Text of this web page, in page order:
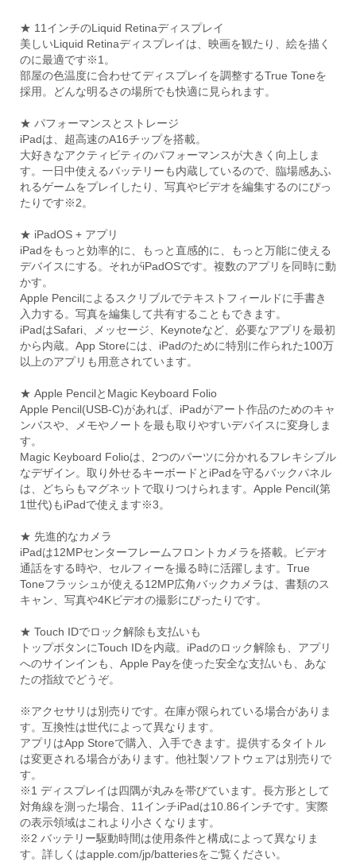
★ 11インチのLiquid Retinaディスプレイ
美しいLiquid Retinaディスプレイは、映画を観たり、絵を描く
のに最適です※1。
部屋の色温度に合わせてディスプレイを調整するTrue Toneを
採用。どんな明るさの場所でも快適に見られます。
★ パフォーマンスとストレージ
iPadは、超高速のA16チップを搭載。
大好きなアクティビティのパフォーマンスが大きく向上しま
す。一日中使えるバッテリーも内蔵しているので、臨場感あふ
れるゲームをプレイしたり、写真やビデオを編集するのにぴっ
たりです※2。
★ iPadOS + アプリ
iPadをもっと効率的に、もっと直感的に、もっと万能に使える
デバイスにする。それがiPadOSです。複数のアプリを同時に動
かす。
Apple Pencilによるスクリブルでテキストフィールドに手書き
入力する。写真を編集して共有することもできます。
iPadはSafari、メッセージ、Keynoteなど、必要なアプリを最初
から内蔵。App Storeには、iPadのために特別に作られた100万
以上のアプリも用意されています。
★ Apple PencilとMagic Keyboard Folio
Apple Pencil(USB-C)があれば、iPadがアート作品のためのキャ
ンバスや、メモやノートを最も取りやすいデバイスに変身しま
す。
Magic Keyboard Folioは、2つのパーツに分かれるフレキシブル
なデザイン。取り外せるキーボードとiPadを守るバックパネル
は、どちらもマグネットで取りつけられます。Apple Pencil(第
1世代)もiPadで使えます※3。
★ 先進的なカメラ
iPadは12MPセンターフレームフロントカメラを搭載。ビデオ
通話をする時や、セルフィーを撮る時に活躍します。True
Toneフラッシュが使える12MP広角バックカメラは、書類のス
キャン、写真や4Kビデオの撮影にぴったりです。
★ Touch IDでロック解除も支払いも
トップボタンにTouch IDを内蔵。iPadのロック解除も、アプリ
へのサインインも、Apple Payを使った安全な支払いも、あな
たの指紋でどうぞ。
※アクセサリは別売りです。在庫が限られている場合がありま
す。互換性は世代によって異なります。
アプリはApp Storeで購入、入手できます。提供するタイトル
は変更される場合があります。他社製ソフトウェアは別売りで
す。
※1 ディスプレイは四隅が丸みを帯びています。長方形として
対角線を測った場合、11インチiPadは10.86インチです。実際
の表示領域はこれより小さくなります。
※2 バッテリー駆動時間は使用条件と構成によって異なりま
す。詳しくはapple.com/jp/batteriesをご覧ください。